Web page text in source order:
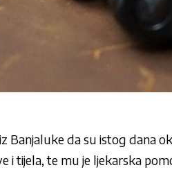
Banjaluke da su istog dana
i tijela, te mu je ljekarska